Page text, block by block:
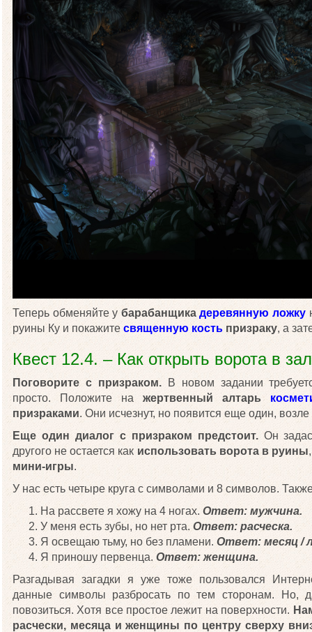
Теперь обменяйте у барабанщика деревянную ложку
руины Ку и покажите священную кость призраку, а
Квест 12.4. – Как открыть ворота в
Поговорите с призраком.В новом задании
просто. Положите на жертвенный алтарь
призраками. Они исчезнут, но появится еще один,
Еще один диалог с призраком предстоит.Он
другого не остается как использовать ворота в руины
мини-игры.
У нас есть четыре круга с символами и 8 символов.
На рассвете я хожу на 4 ногах. Ответ: мужчина.
У меня есть зубы, но нет рта. Ответ: расческа.
Я освещаю тьму, но без пламени. Ответ: месяц /
Я приношу первенца. Ответ: женщина.
Разгадывая загадки я уже тоже пользовался
данные символы разбросать по тем сторонам. Но,
повозиться. Хотя все простое лежит на поверхности.
расчески, месяца и женщины по центру сверху